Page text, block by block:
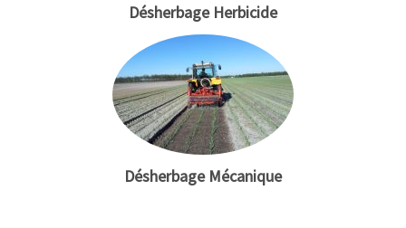
Désherbage Herbicide
Désherbage Mécanique